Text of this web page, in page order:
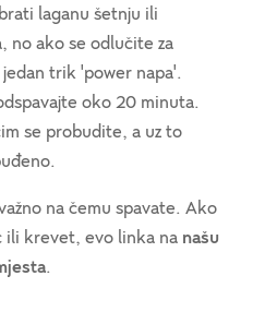
laganu šetnju ili
no ako se odlučite za
trik 'power napa'.
oko 20 minuta.
se probudite, a uz to
na čemu spavate. Ako
ili krevet, evo linka na našu
.